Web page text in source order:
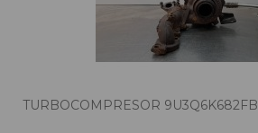
TURBOCOMPRESOR 9U3Q6K682FB